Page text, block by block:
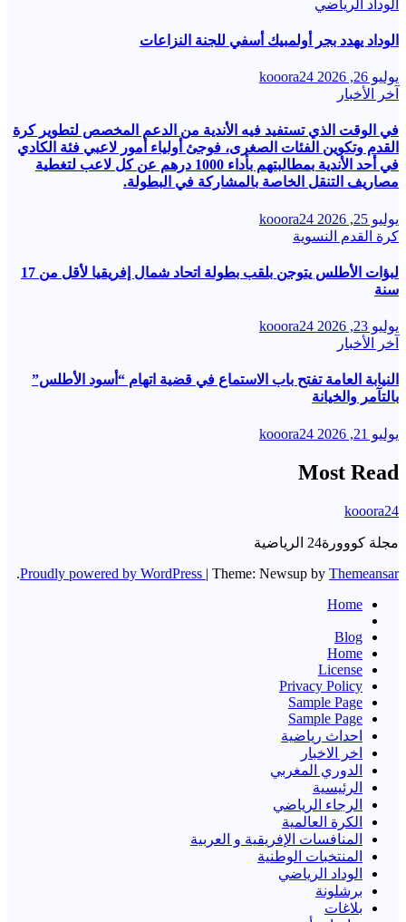
الوداد الرياضي
الوداد يهدد بجر أولمبيك أسفي للجنة النزاعات
يوليو 26, 2026
kooora24
آخر الأخبار
في الوقت الذي تستفيد فيه الأندية من الدعم المخصص لتطوير كرة
القدم وتكوين الفئات الصغرى، فوجئ أولياء أمور لاعبي فئة الكادي
في أحد الأندية بمطالبتهم بأداء 1000 درهم عن كل لاعب لتغطية
مصاريف التنقل الخاصة بالمشاركة في البطولة.
يوليو 25, 2026
kooora24
كرة القدم النسوية
لبؤات الأطلس يتوجن بلقب بطولة اتحاد شمال إفريقيا لأقل من 17
سنة
يوليو 23, 2026
kooora24
آخر الأخبار
النيابة العامة تفتح باب الاستماع في قضية اتهام “أسود الأطلس”
بالتآمر والخيانة
يوليو 21, 2026 kooora24
Most Read
kooora24
مجلة كووورة24 الرياضية
Proudly powered by WordPress | Theme: Newsup by Themeansar
.
Home
Blog
Home
License
Privacy Policy
Sample Page
Sample Page
احداث رياضية
اخر الاخبار
الدوري المغربي
الرئيسية
الرجاء الرياضي
الكرة العالمية
المنافسات الإفريقية و العربية
المنتخبات الوطنية
الوداد الرياضي
برشلونة
بلاغات